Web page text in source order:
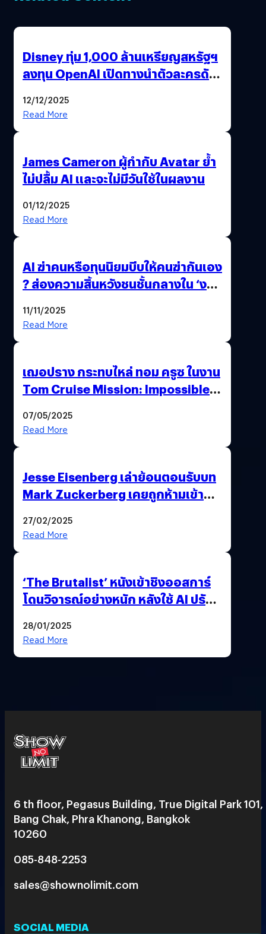
Disney ทุ่ม 1,000 ล้านเหรียญสหรัฐฯ
ลงทุน OpenAI เปิดทางนำตัวละครดัง
12/12/2025
Read More
James Cameron ผู้กำกับ Avatar ย้ำ
ไม่ปลื้ม AI และจะไม่มีวันใช้ในผลงาน
01/12/2025
Read More
AI ฆ่าคนหรือทุนนิยมบีบให้คนฆ่ากันเอง
? ส่องความสิ้นหวังชนชั้นกลางใน ‘งาน
11/11/2025
Read More
เฌอปราง กระทบไหล่ ทอม ครูซ ในงาน
Tom Cruise Mission: Impossible –
Premiere
07/05/2025
Read More
Jesse Eisenberg เล่าย้อนตอนรับบท
Mark Zuckerberg เคยถูกห้ามเข้าพบ
27/02/2025
Read More
‘The Brutalist’ หนังเข้าชิงออสการ์
โดนวิจารณ์อย่างหนัก หลังใช้ AI ปรับ
28/01/2025
Read More
6 th floor, Pegasus Building, True Digital Park 101,
Bang Chak, Phra Khanong, Bangkok
10260
085-848-2253
sales@shownolimit.com
SOCIAL MEDIA